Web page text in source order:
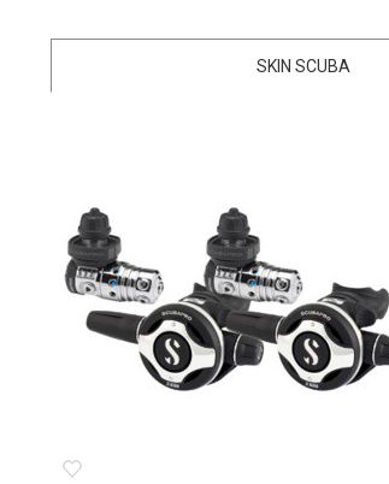
SKIN SCUBA